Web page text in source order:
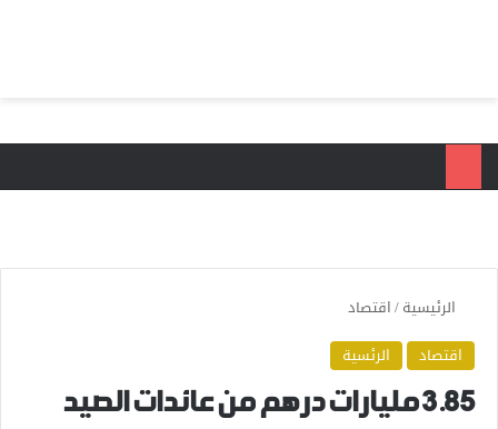
الرئيسية/اقتصاد
اقتصاد
الرئسية
3.85 مليارات درهم من عائدات الصيد